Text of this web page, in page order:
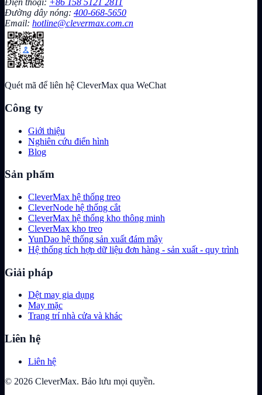
Điện thoại: +86 158 5121 2811
Đường dây nóng: 400-668-5650
Email: hotline@clevermax.com.cn
Quét mã để liên hệ CleverMax qua WeChat
Công ty
Giới thiệu
Nghiên cứu điển hình
Blog
Sản phẩm
CleverMax hệ thống treo
CleverNode hệ thống cắt
CleverMax hệ thống kho thông minh
CleverMax kho treo
YunDao hệ thống sản xuất đám mây
Hệ thống tích hợp dữ liệu đơn hàng - sản xuất - quy trình
Giải pháp
Dệt may gia dụng
May mặc
Trang trí nhà cửa và khác
Liên hệ
Liên hệ
© 2026 CleverMax. Bảo lưu mọi quyền.